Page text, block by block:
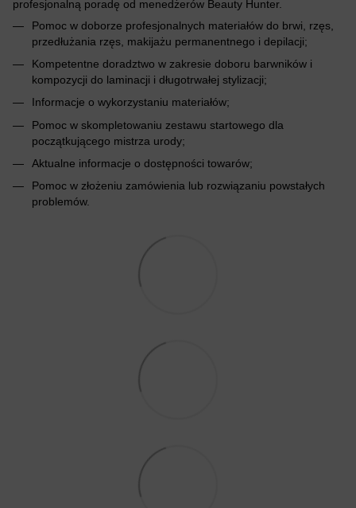
profesjonalną poradę od menedżerów Beauty Hunter.
Pomoc w doborze profesjonalnych materiałów do brwi, rzęs,
przedłużania rzęs, makijażu permanentnego i depilacji;
Kompetentne doradztwo w zakresie doboru barwników i
kompozycji do laminacji i długotrwałej stylizacji;
Informacje o wykorzystaniu materiałów;
Pomoc w skompletowaniu zestawu startowego dla
początkującego mistrza urody;
Aktualne informacje o dostępności towarów;
Pomoc w złożeniu zamówienia lub rozwiązaniu powstałych
problemów.